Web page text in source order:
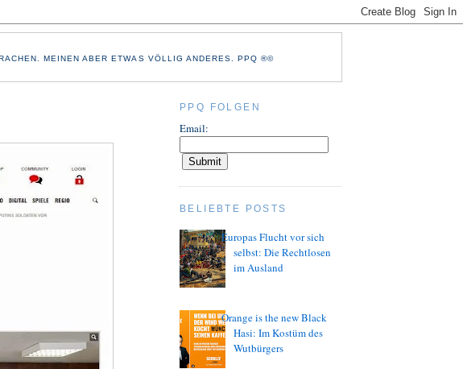
MEINEN ABER ETWAS VÖLLIG ANDERES. PPQ ®©
PPQ FOLGEN
Email:
BELIEBTE POSTS
Europas Flucht vor sich
selbst: Die Rechtlosen
im Ausland
Orange is the new Black
Hasi: Im Kostüm des
Wutbürgers